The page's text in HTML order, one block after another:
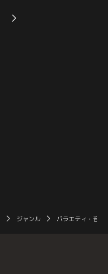
のゲストはACEes・佐藤龍我さん！
身近なものを使いあるものに大変身
ジャンル バラエティ・音楽